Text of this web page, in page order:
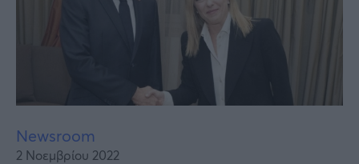
Newsroom
2 Νοεμβρίου 2022